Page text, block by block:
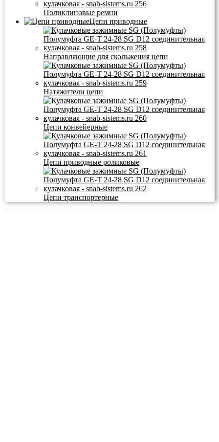
Поликлиновые ремни
Цепи приводные
Направляющие для скольжения цепи
Натяжители цепи
Цепи конвейерные
Цепи приводные роликовые
Цепи транспортерные